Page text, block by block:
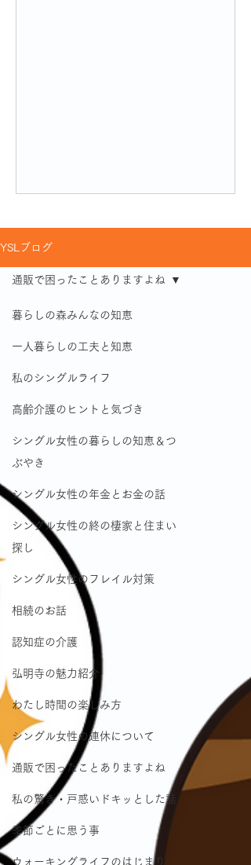
YSLブログ
暮らしの森みんなの知恵
一人暮らしの工夫と知恵
私のシングルライフ
高齢介護のヒントと気づき
シングル女性の暮らしの知恵＆つ
ぶやき
シングル女性の年金とお金の話
シングル女性の終の棲家と住まい
探し
シングル女性のフレイル対策
相続のお話
認知症の介護
弘明寺の魅力紹介
わたし時間の楽しみ方
シングル女性の連休について
通販で困ったことありますよね
私の驚き・戸惑いドキッとした話
季節ごとに思う事
ウォーキングライフのはじまり
通販で困ったことありますよね